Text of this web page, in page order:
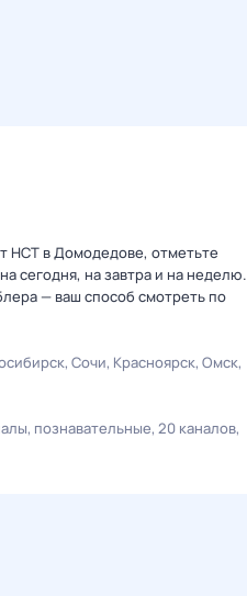
НСТ в Домодедове, отметьте
сегодня, на завтра и на неделю.
— ваш способ смотреть по
Сочи Красноярск Омск
познавательные 20 каналов